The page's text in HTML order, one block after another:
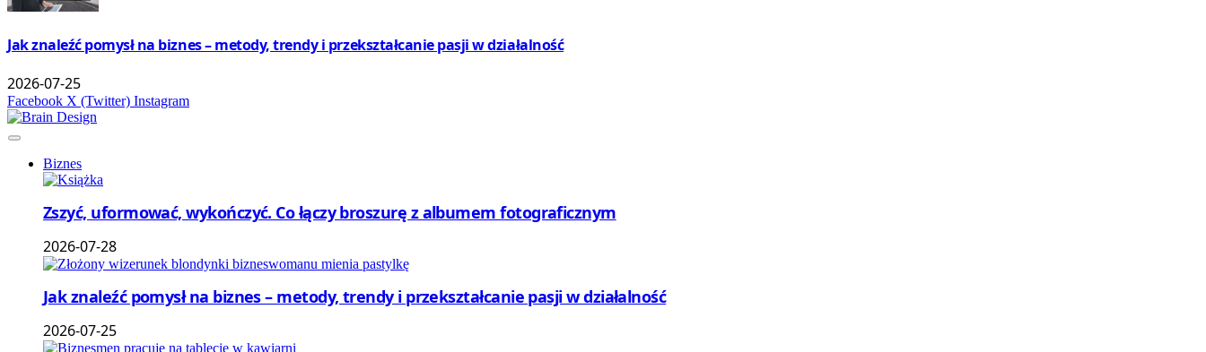
Jak znaleźć pomysł na biznes – metody, trendy i przekształcanie pasji w działalność
2026-07-25
Facebook X (Twitter) Instagram
Biznes
Zszyć, uformować, wykończyć. Co łączy broszurę z albumem fotograficznym
2026-07-28
Jak znaleźć pomysł na biznes – metody, trendy i przekształcanie pasji w działalność
2026-07-25